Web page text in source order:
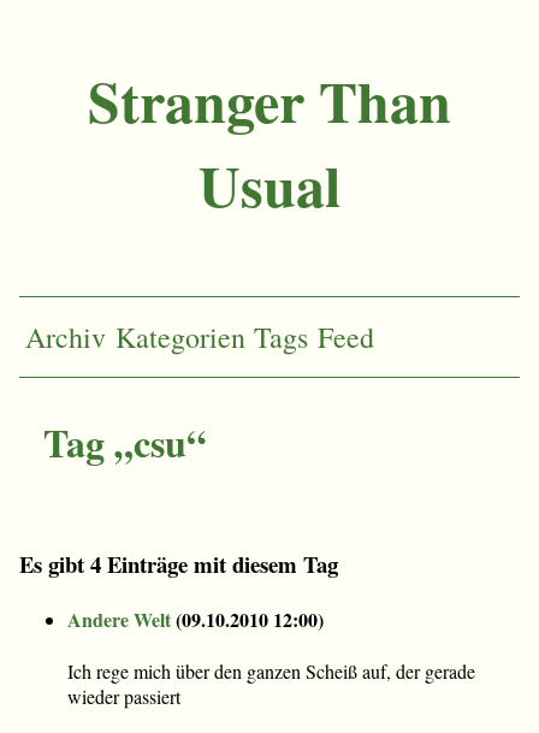
Stranger Than
Usual
Archiv Kategorien Tags Feed
Tag „csu“
Es gibt 4 Einträge mit diesem Tag
Andere Welt(09.10.2010 12:00)
Ich rege mich über den ganzen Scheiß auf, der gerade
wieder passiert